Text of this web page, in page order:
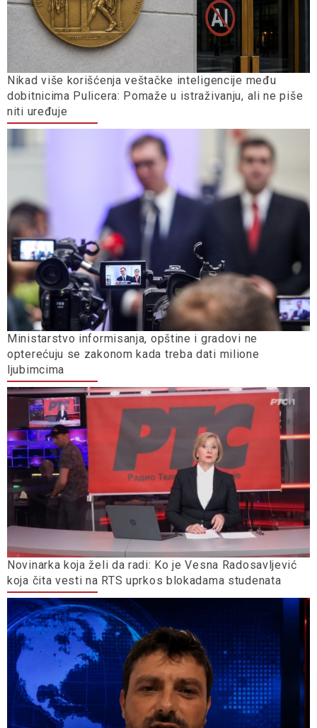
Nikad više korišćenja veštačke inteligencije među
dobitnicima Pulicera: Pomaže u istraživanju, ali ne piše
niti uređuje
Ministarstvo informisanja, opštine i gradovi ne
opterećuju se zakonom kada treba dati milione
ljubimcima
Novinarka koja želi da radi: Ko je Vesna Radosavljević
koja čita vesti na RTS uprkos blokadama studenata